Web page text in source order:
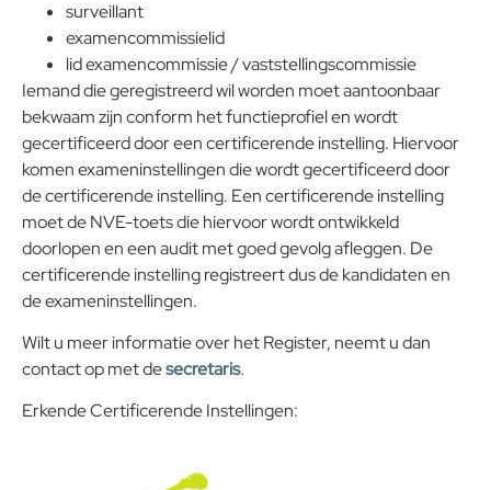
surveillant
examencommissielid
lid examencommissie / vaststellingscommissie
Iemand die geregistreerd wil worden moet aantoonbaar
bekwaam zijn conform het functieprofiel en wordt
gecertificeerd door een certificerende instelling. Hiervoor
komen exameninstellingen die wordt gecertificeerd door
de certificerende instelling. Een certificerende instelling
moet de NVE-toets die hiervoor wordt ontwikkeld
doorlopen en een audit met goed gevolg afleggen. De
certificerende instelling registreert dus de kandidaten en
de exameninstellingen.
Wilt u meer informatie over het Register, neemt u dan
contact op met desecretaris.
Erkende Certificerende Instellingen: